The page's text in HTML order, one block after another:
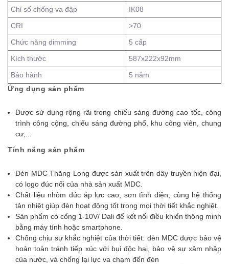
Chỉ số chống va đập
IK08
CRI
>70
Chức năng dimming
5 cấp
Kích thước
587x222x92mm
Bảo hành
5 năm
Ứng dụng sản phẩm
Được sử dụng rộng rãi trong chiếu sáng đường cao tốc, công
trình công cộng, chiếu sáng đường phố, khu công viên, chung
cư,...
Tính năng sản phẩm
Đèn MDC Thăng Long được sản xuất trên dây truyền hiện đại,
có logo đúc nổi của nhà sản xuất MDC.
Chất liệu nhôm đúc áp lực cao, sơn tĩnh điện, cùng hệ thống
tản nhiệt giúp đèn hoạt động tốt trong mọi thời tiết khắc nghiệt.
Sản phẩm có cổng 1-10V/ Dali để kết nối điều khiển thông minh
bằng máy tính hoặc smartphone.
Chống chịu sự khắc nghiệt của thời tiết: đèn MDC được bảo vệ
hoàn toàn tránh tiếp xúc với bụi độc hại, bảo vệ sự xâm nhập
của nước, và chống lại lực va chạm đến đèn